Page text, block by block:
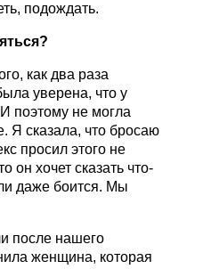
подождать.
как два раза
уверена, что у
поэтому не могла
Я сказала, что бросаю
просил этого не
он хочет сказать что-
даже боится. Мы
после нашего
женщина, которая